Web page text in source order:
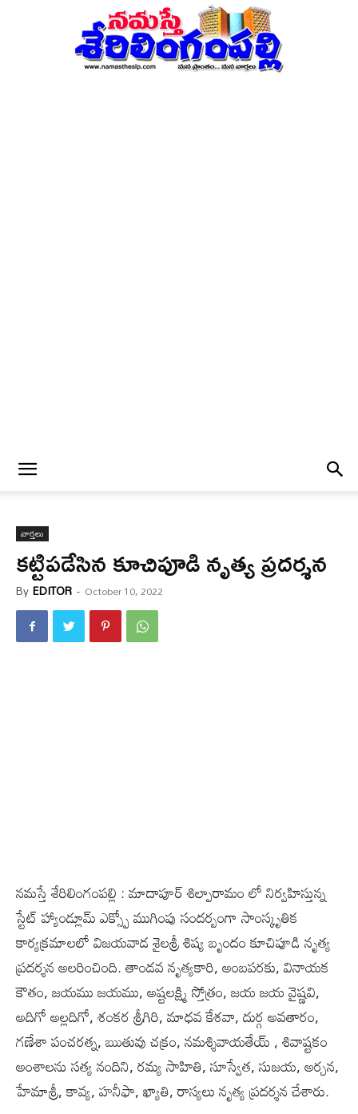
వార్త‌లు
కట్టిపడేసిన కూచిపూడి నృత్య ప్రదర్శన
ByEDITOR - October 10, 2022
నమస్తే శేరిలింగంపల్లి : మాదాపూర్ శిల్పారామం లో నిర్వహిస్తున్న
స్టేట్ హ్యాండ్లూమ్ ఎక్స్పో ముగింపు సందర్బంగా సాంస్కృతిక
కార్యక్రమాలలో విజయవాడ శైలశ్రీ శిష్య బృందం కూచిపూడి నృత్య
ప్రదర్శన అలరించింది. తాండవ నృత్యకారి, అంబపరకు, వినాయక
కౌతం, జయము జయము, అష్టలక్ష్మి స్తోత్రం, జయ జయ వైష్ణవి,
అదిగో అల్లదిగో, శంకర శ్రీగిరి, మాధవ కేశవా, దుర్గ అవతారం,
గణేశా పంచరత్న, ఋతువు చక్రం, నమశ్శివాయతేయ్ , శివాష్టకం
అంశాలను సత్య నందిని, రమ్య సాహితి, సూస్వేత, సుజయ, అర్చన,
హేమాశ్రీ, కావ్య, హనీఫా, ఖ్యాతి, రాస్యలు నృత్య ప్రదర్శన చేశారు.